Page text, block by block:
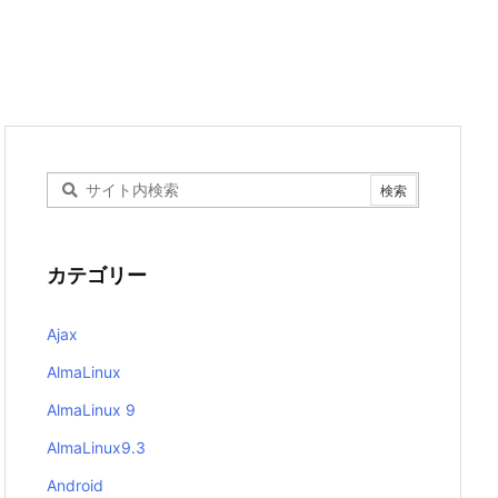
カテゴリー
Ajax
AlmaLinux
AlmaLinux 9
AlmaLinux9.3
Android